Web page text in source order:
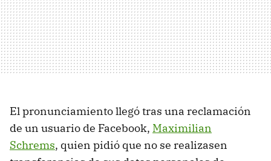
El pronunciamiento llegó tras una reclamación
de un usuario de Facebook, Maximilian
Schrems, quien pidió que no se realizasen